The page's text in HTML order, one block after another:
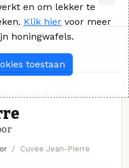
Cuvee Jean-Pierre
en om lekker te
Klik hier voor meer
honingwafels.
toestaan